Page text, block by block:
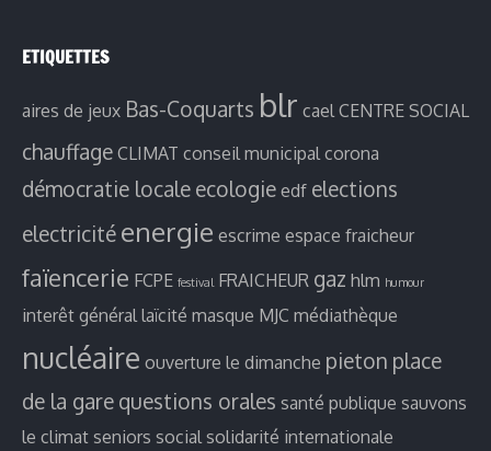
ETIQUETTES
aires de jeux Bas-Coquarts blr cael CENTRE SOCIAL
chauffage CLIMAT conseil municipal corona
démocratie locale ecologie edf elections
electricité energie escrime espace fraicheur
faïencerie FCPE festival FRAICHEUR gaz hlm humour
interêt général laïcité masque MJC médiathèque
nucléaire ouverture le dimanche pieton place
de la gare questions orales santé publique sauvons
le climat seniors social solidarité internationale